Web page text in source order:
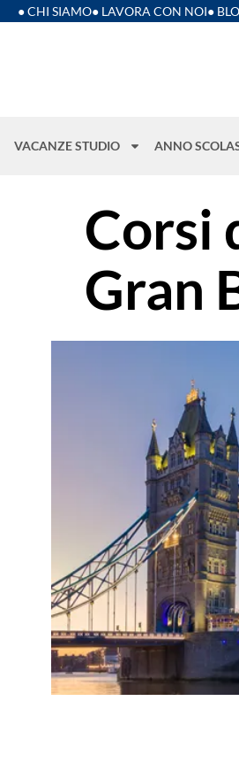
● CHI SIAMO● LAVORA CON NOI●
VACANZE STUDIO ANNO
Corsi
Gran